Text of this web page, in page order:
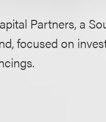
Partners, a
focused on